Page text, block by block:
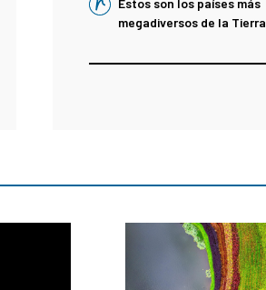
megadiversos de la Tierra